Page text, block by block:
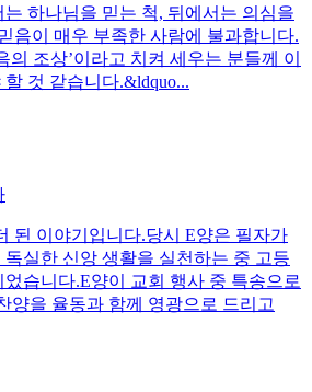
하나님을 믿는 척, 뒤에서는 의심을
음이 매우 부족한 사람에 불과합니다.
의 조상’이라고 치켜 세우는 분들께 이
것 같습니다.&ldquo...
된 이야기입니다.당시 E양은 필자가
실한 신앙 생활을 실천하는 중 고등
습니다.E양이 교회 행사 중 특송으로
양을 율동과 함께 영광으로 드리고